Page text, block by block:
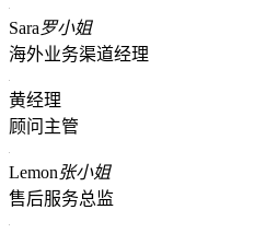
Sara罗小姐
海外业务渠道经理
黄经理
顾问主管
Lemon张小姐
售后服务总监